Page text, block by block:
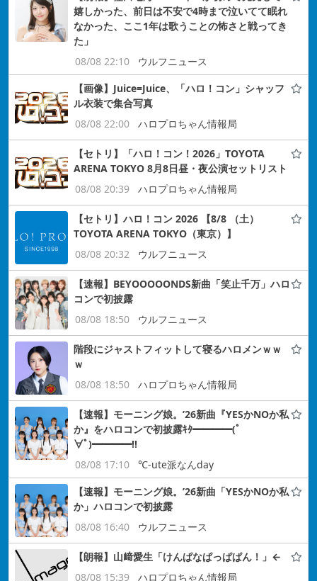
嬉しかった、前日は不安で4時まで泣いてて眠れ
なかった、ここ1年は歌うことの怖さと戦ってき
た」
08/08 22:10
ウルフニュース
【画像】Juice=Juice、「ハロ！コン」シャッフ
ル衣装で集合写真
08/08 22:00
ハロプロちゃん情報局
【セトリ】「ハロ！コン！2026」TOYOTA
ARENA TOKYO 8月8日昼・夜公演セットリスト
08/08 20:39
ハロプロちゃん情報局
【セトリ】ハロ！コン 2026 【8/8 （土）
TOYOTA ARENA TOKYO（東京）】
08/08 20:32
ウルフニュース
【速報】BEYOOOOONDS新曲「笑止千万」ハロ
コンで初披露
08/08 18:50
ウルフニュース
階段にジャストフィットして寝るハロメンｗｗ
ｗ
08/08 18:50
ハロプロちゃん情報局
【速報】モーニング娘。’26新曲『YESかNOか私
か』をハロコンで初披露ｷﾀ━━━━(ﾟ
∀ﾟ)━━━━!!
08/08 17:10
℃-ute派なんday
【速報】モーニング娘。’26新曲「YESかNOか私
か」ハロコンで初披露
08/08 16:40
ウルフニュース
【朗報】山﨑愛生「けんぱなぱっぱぱん！」←
08/08 15:39
ハロプロちゃん情報局